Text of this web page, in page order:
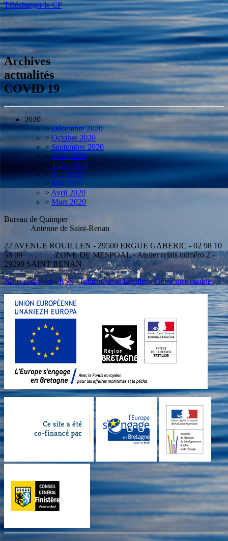
Télécharger le CP
Archives
actualités
COVID 19
2020
> Décembre 2020
> Octobre 2020
> Septembre 2020
>Août 2020
> Juillet 2020
> Juin 2020
> Mai 2020
> Avril 2020
> Mars 2020
Bureau de Quimper
Antenne de Saint-Renan
22 AVENUE ROUILLEN - 29500 ERGUE GABERIC - 02 98 10
58 09 ZONE DE MESPOAL - Atelier relais numéro 2 -
29290 SAINT RENAN
Nous contacter-RSS-Informations Légales-Gérer mes cookies